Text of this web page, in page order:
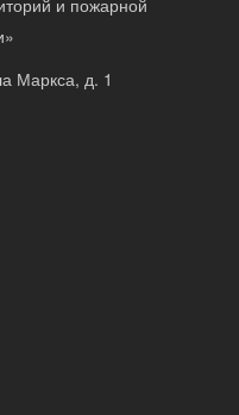
Маркса, д. 1